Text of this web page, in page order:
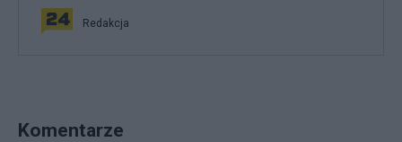
Redakcja
Komentarze